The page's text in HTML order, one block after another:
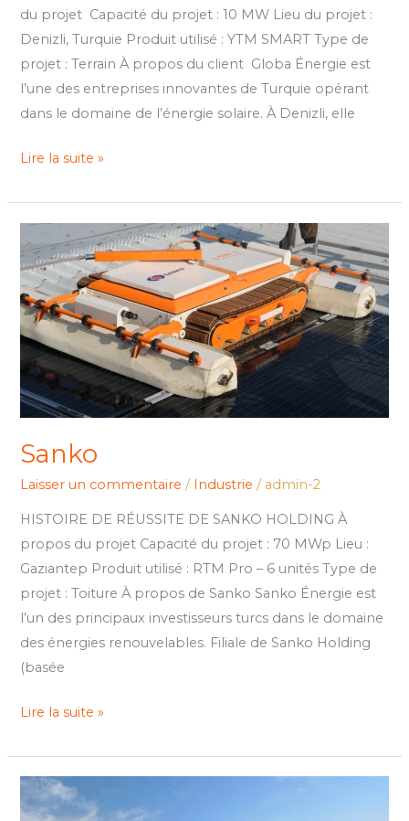
du projet Capacité du projet : 10 MW Lieu du projet :
Denizli, Turquie Produit utilisé : YTM SMART Type de
projet : Terrain À propos du client Globa Énergie est
l’une des entreprises innovantes de Turquie opérant
dans le domaine de l’énergie solaire. À Denizli, elle
Lire la suite »
Sanko
Laisser un commentaire / Industrie / admin-2
HISTOIRE DE RÉUSSITE DE SANKO HOLDING À
propos du projet Capacité du projet : 70 MWp Lieu :
Gaziantep Produit utilisé : RTM Pro – 6 unités Type de
projet : Toiture À propos de Sanko Sanko Énergie est
l’un des principaux investisseurs turcs dans le domaine
des énergies renouvelables. Filiale de Sanko Holding
(basée
Lire la suite »
Dalgakıran